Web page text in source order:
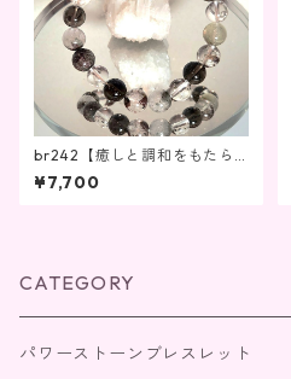
br242【癒しと調和をもたら
す】
¥7,700
CATEGORY
パワーストーンブレスレット